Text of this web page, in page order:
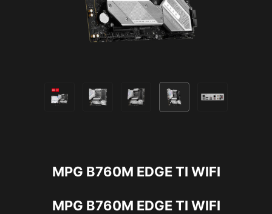
MPG B760M EDGE TI WIFI
MPG B760M EDGE TI WIFI